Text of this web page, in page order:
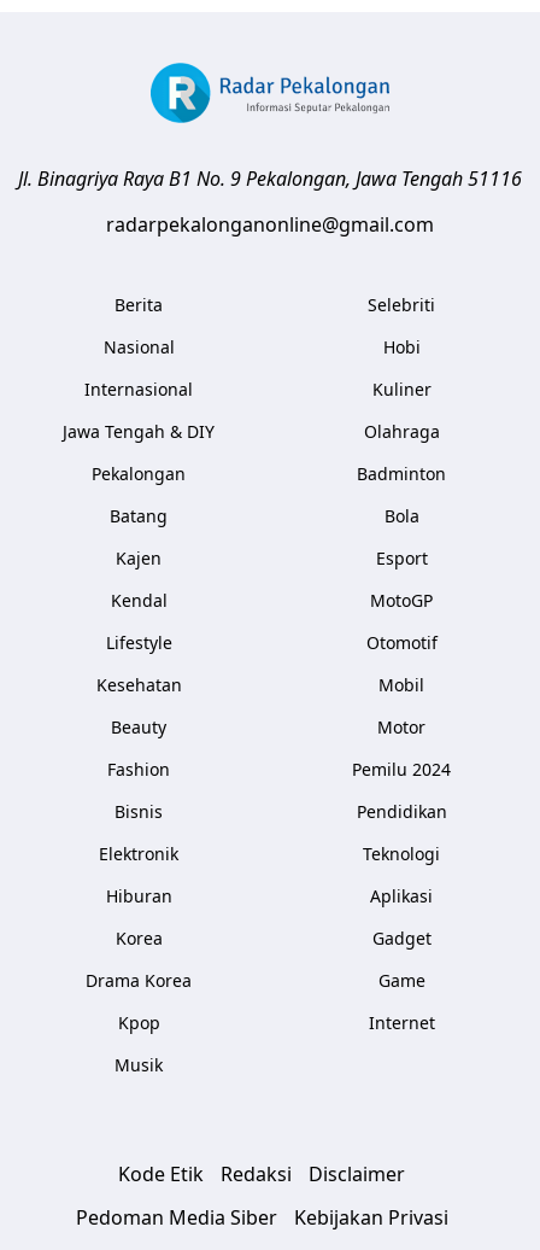
Jl. Binagriya Raya B1 No. 9Pekalongan, Jawa Tengah51116
radarpekalonganonline@gmail.com
Berita
Nasional
Internasional
Jawa Tengah & DIY
Pekalongan
Batang
Kajen
Kendal
Lifestyle
Kesehatan
Beauty
Fashion
Bisnis
Elektronik
Hiburan
Korea
Drama Korea
Kpop
Musik
Selebriti
Hobi
Kuliner
Olahraga
Badminton
Bola
Esport
MotoGP
Otomotif
Mobil
Motor
Pemilu 2024
Pendidikan
Teknologi
Aplikasi
Gadget
Game
Internet
Kode Etik Redaksi
Disclaimer
Pedoman Media Siber
Kebijakan Privasi